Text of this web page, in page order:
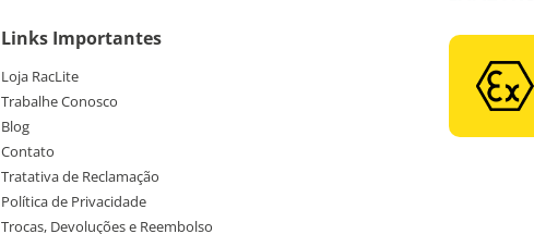
Links Importantes
Loja RacLite
Trabalhe Conosco
Blog
Contato
Tratativa de Reclamação
Política de Privacidade
Trocas, Devoluções e Reembolso